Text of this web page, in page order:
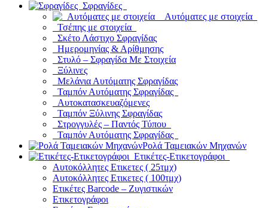
Σφραγίδες
Αυτόματες με στοιχεία
Τσέπης με στοιχεία
Σκέτο Λάστιχο Σφραγίδας
Ημερομηνίας & Αρίθμησης
Στυλό – Σφραγίδα Με Στοιχεία
Ξύλινες
Μελάνια Αυτόματης Σφραγίδας
Ταμπόν Αυτόματης Σφραγίδας
Αυτοκατασκευαζόμενες
Ταμπόν Ξύλινης Σφραγίδας
Στρογγυλές – Παντός Τύπου
Ταμπόν Αυτόματης Σφραγίδας
Ρολά Ταμειακών Μηχανών
Ετικέτες-Ετικετογράφοι
Αυτοκόλλητες Ετικετες ( 25τμχ)
Αυτοκόλλητες Ετικετες ( 100τμχ)
Ετικέτες Barcode – Ζυγιστικών
Ετικετογράφοι